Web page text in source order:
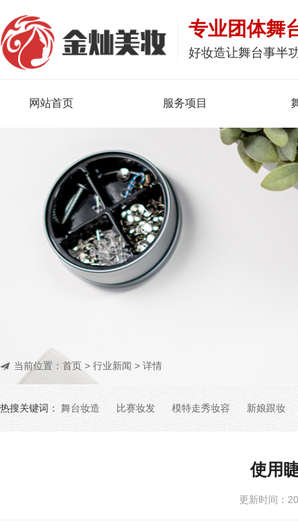
专业团体舞
好妆造让舞台事半
网站首页 服务项目
当前位置： 首页 > 行业新闻 > 详情
热搜关键词： 舞台妆造 比赛妆发 模特走秀妆容 新娘跟妆
使用
更新时间：